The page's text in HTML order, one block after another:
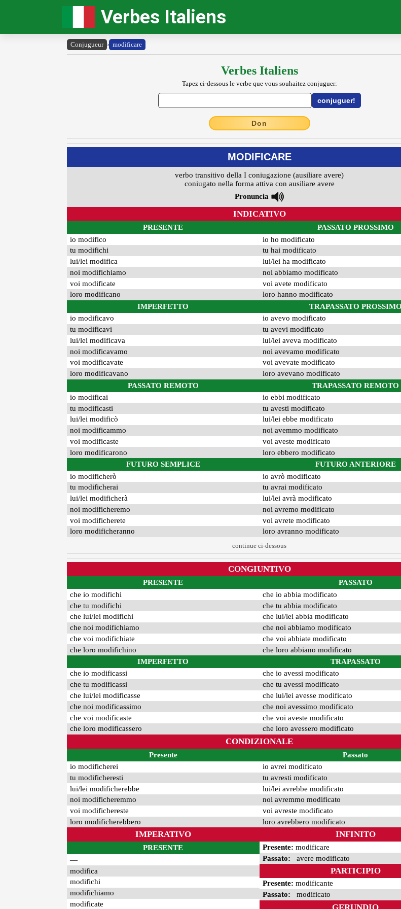
Verbes Italiens
Conjugueur › modificare
Verbes Italiens
Tapez ci-dessous le verbe que vous souhaitez conjuguer:
Don
MODIFICARE
verbo transitivo della I coniugazione (ausiliare avere)
coniugato nella forma attiva con ausiliare avere
Pronuncia
INDICATIVO
PRESENTE
io modifico
tu modifichi
lui/lei modifica
noi modifichiamo
voi modificate
loro modificano
IMPERFETTO
io modificavo
tu modificavi
lui/lei modificava
noi modificavamo
voi modificavate
loro modificavano
PASSATO REMOTO
io modificai
tu modificasti
lui/lei modificò
noi modificammo
voi modificaste
loro modificarono
FUTURO SEMPLICE
io modificherò
tu modificherai
lui/lei modificherà
noi modificheremo
voi modificherete
loro modificheranno
PASSATO PROSSIMO
io ho modificato
tu hai modificato
lui/lei ha modificato
noi abbiamo modificato
voi avete modificato
loro hanno modificato
TRAPASSATO PROSSIMO
io avevo modificato
tu avevi modificato
lui/lei aveva modificato
noi avevamo modificato
voi avevate modificato
loro avevano modificato
TRAPASSATO REMOTO
io ebbi modificato
tu avesti modificato
lui/lei ebbe modificato
noi avemmo modificato
voi aveste modificato
loro ebbero modificato
FUTURO ANTERIORE
io avrò modificato
tu avrai modificato
lui/lei avrà modificato
noi avremo modificato
voi avrete modificato
loro avranno modificato
continue ci-dessous
CONGIUNTIVO
PRESENTE
che io modifichi
che tu modifichi
che lui/lei modifichi
che noi modifichiamo
che voi modifichiate
che loro modifichino
IMPERFETTO
che io modificassi
che tu modificassi
che lui/lei modificasse
che noi modificassimo
che voi modificaste
che loro modificassero
PASSATO
che io abbia modificato
che tu abbia modificato
che lui/lei abbia modificato
che noi abbiamo modificato
che voi abbiate modificato
che loro abbiano modificato
TRAPASSATO
che io avessi modificato
che tu avessi modificato
che lui/lei avesse modificato
che noi avessimo modificato
che voi aveste modificato
che loro avessero modificato
CONDIZIONALE
Presente
io modificherei
tu modificheresti
lui/lei modificherebbe
noi modificheremmo
voi modifichereste
loro modificherebbero
Passato
io avrei modificato
tu avresti modificato
lui/lei avrebbe modificato
noi avremmo modificato
voi avreste modificato
loro avrebbero modificato
IMPERATIVO
PRESENTE
—
modifica
modifichi
modifichiamo
modificate
INFINITO
Presente: modificare
Passato: avere modificato
PARTICIPIO
Presente: modificante
Passato: modificato
GERUNDIO